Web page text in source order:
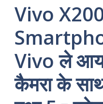
Vivo
Vivo ले
कैमरा के